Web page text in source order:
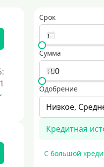
Срок
Сумма
Одобрение
Низкое,
Кредитная
С большой